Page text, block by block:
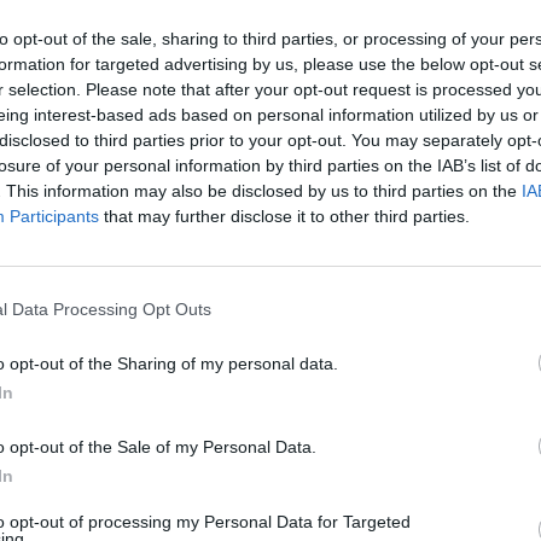
opt-out of the sale, sharing to third parties, or processing of your
for targeted advertising by us, please use the below opt-out
selection. Please note that after your opt-out request is processed
interest-based ads based on personal information utilized by us
to third parties prior to your opt-out. You may separately
of your personal information by third parties on the IAB’s list of
This information may also be disclosed by us to third parties on the
Participants that may further disclose it to other third parties.
Data Processing Opt Outs
opt-out of the Sharing of my personal data.
opt-out of the Sale of my Personal Data.
opt-out of processing my Personal Data for Targeted
tegnap bejelentette, hogy jelentősen csökkenti az
2 évben. A menedzsment a lépést azzal
igencsak kiélezett a verseny a szolgáltatók között,
kilátások romlottak jelentősen. Az
nem egyedülálló a szektorban, idén az
és a holland KPN szintén jelentősen
Telekom is hasonló lépésre kényszerül-e.
a romló iparági környezetre A Telekom Austria
hogy a vállalat kilátásai - főként az osztrák piacon - nem
ami csökkenő piaci részesedést és alacsonyabb marzsokat
felül a vállalat a bolgár piacon is nehézségekkel